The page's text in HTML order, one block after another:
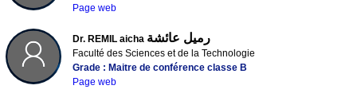
Page web
Dr. REMIL aicha رميل عائشة
Faculté des Sciences et de la Technologie
Grade : Maitre de conférence classe B
Page web